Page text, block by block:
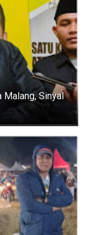
Malang, Sinyal